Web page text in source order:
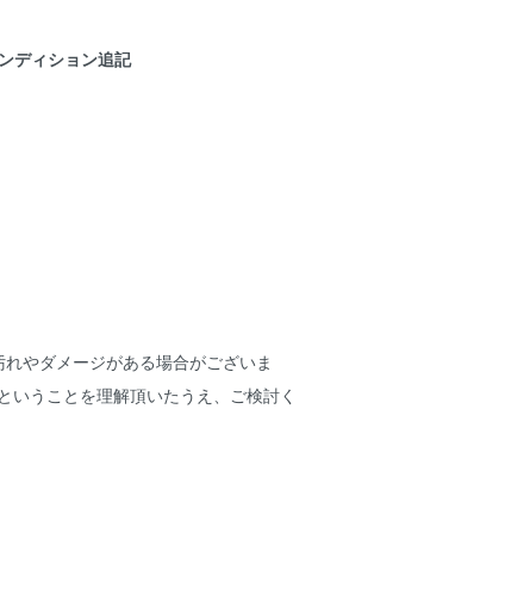
ディション追記
やダメージがある場合がございま
いうことを理解頂いたうえ、ご検討く